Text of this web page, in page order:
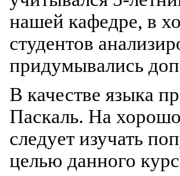
нашей кафедре, в
студентов
придумывались
В качестве языка
Паскаль. На
следует изучать
целью данного